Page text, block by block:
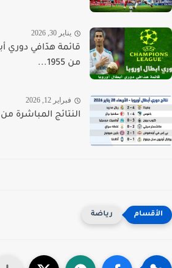
يناير 30, 2026
قائمة هدّافي دوري
من 1955...
فبراير 12, 2026
النتائج المباشرة من
رياضة